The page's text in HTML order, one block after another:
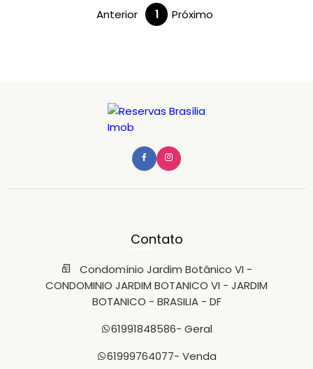
Anterior 1 Próximo
Contato
Condomínio Jardim Botânico VI -
CONDOMINIO JARDIM BOTANICO VI - JARDIM
BOTANICO - BRASILIA - DF
61991848586- Geral
61999764077- Venda